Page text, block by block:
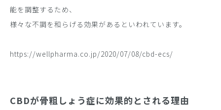
能を調整するため、
様々な不調を和らげる効果があるといわれています。
https://wellpharma.co.jp/2020/07/08/cbd-ecs/
CBDが骨粗しょう症に効果的とされる理由